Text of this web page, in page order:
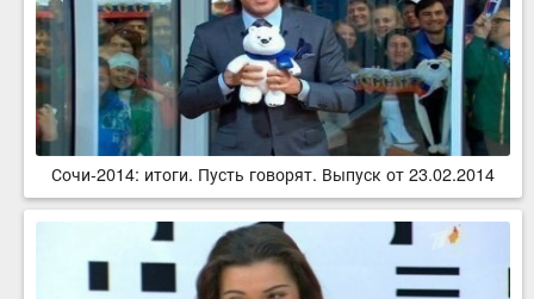
Сочи-2014: итоги. Пусть говорят. Выпуск от 23.02.2014